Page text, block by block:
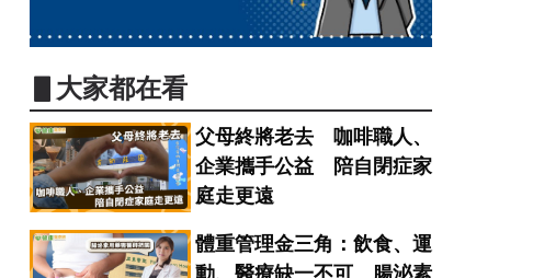
▋大家都在看
父母終將老去 咖啡職人、
企業攜手公益 陪自閉症家
庭走更遠
體重管理金三角：飲食、運